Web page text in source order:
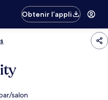
Obtenir l’appli
salon